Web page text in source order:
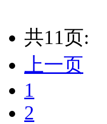
共11页:
上一页
1
2